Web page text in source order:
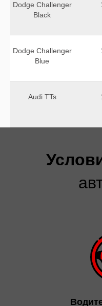
Dodge Challenger
Black
Dodge Challenger
Blue
Audi TTs